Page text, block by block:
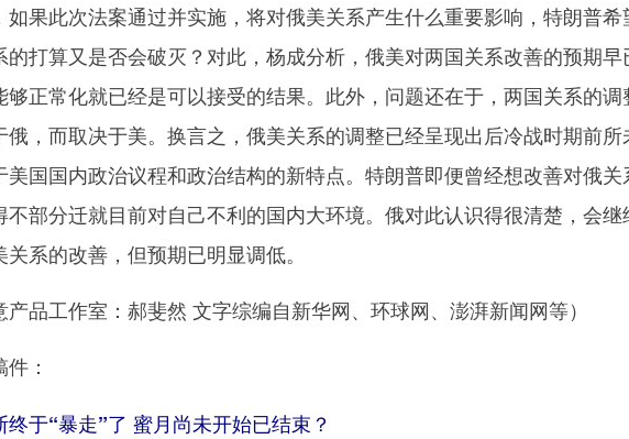
此次法案通过并实施，将对俄美关系产生什么重要影响，特朗普希
的打算又是否会破灭？对此，杨成分析，俄美对两国关系改善的预期早
够正常化就已经是可以接受的结果。此外，问题还在于，两国关系的调
俄，而取决于美。换言之，俄美关系的调整已经呈现出后冷战时期前所
美国国内政治议程和政治结构的新特点。特朗普即便曾经想改善对俄关
不部分迁就目前对自己不利的国内大环境。俄对此认识得很清楚，会继
系的改善，但预期已明显调低。
工作室：郝斐然 文字综编自新华网、环球网、澎湃新闻网等）
：
终于“暴走”了 蜜月尚未开始已结束？